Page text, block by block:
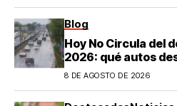
Blog
Hoy No Circula del
2026: qué autos
salir en CDMX y el
8 DE AGOSTO DE 2026